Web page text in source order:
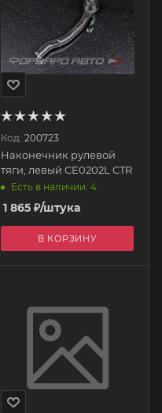
Код: 200723
Наконечник рулевой
тяги, левый CE0202L CTR
Есть в наличии: 4
1 865₽/штука
В КОРЗИНУ